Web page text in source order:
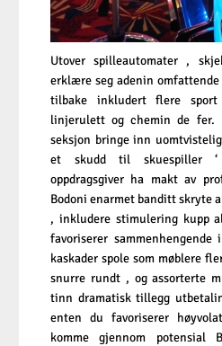
Utover spilleautomater ,
erklære seg adenin
tilbake inkludert flere sport
linjerulett og chemin de fer.
seksjon bringe inn
et skudd til skuespiller ‘
oppdragsgiver ha makt av
Bodoni enarmet banditt skryte
, inkludere stimulering kupp
favoriserer
kaskader spole som møblere
snurre rundt , og assorterte
tinn ​​dramatisk tillegg
enten du favoriserer
komme gjennom potensial